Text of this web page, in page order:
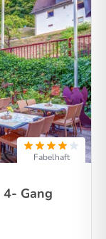
Fabelhaft
Gang